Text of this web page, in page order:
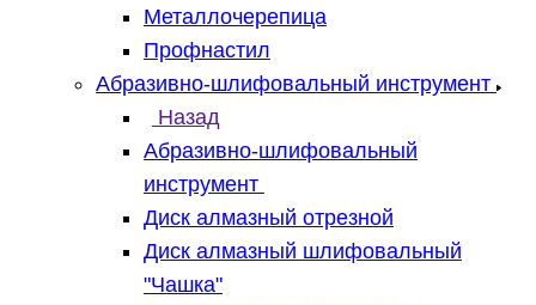
Металлочерепица
Профнастил
Абразивно-шлифовальный инструмент
Назад
Абразивно-шлифовальный
инструмент
Диск алмазный отрезной
Диск алмазный шлифовальный
"Чашка"